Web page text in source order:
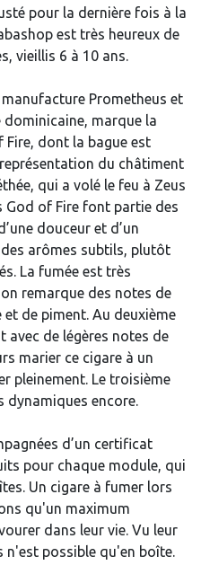
pour la dernière fois à la
est très heureux de
vieillis 6 à 10 ans.
Prometheus et
dominicaine, marque la
Fire, dont la bague est
du châtiment
qui a volé le feu à Zeus
God of Fire font partie des
douceur et d’un
arômes subtils, plutôt
La fumée est très
remarque des notes de
de piment. Au deuxième
avec de légères notes de
marier ce cigare à un
pleinement. Le troisième
dynamiques encore.
d’un certificat
pour chaque module, qui
Un cigare à fumer lors
qu'un maximum
dans leur vie. Vu leur
n'est possible qu'en boîte.